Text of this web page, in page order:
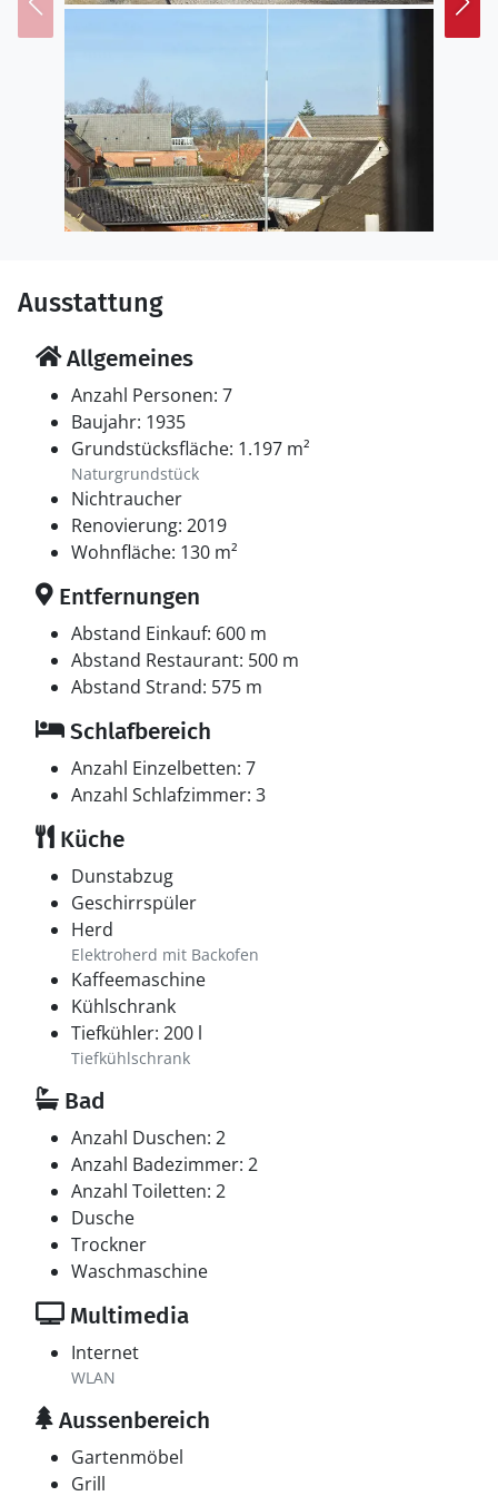
Ausstattung
Allgemeines
Anzahl Personen: 7
Baujahr: 1935
Grundstücksfläche: 1.197 m²
Naturgrundstück
Nichtraucher
Renovierung: 2019
Wohnfläche: 130 m²
Entfernungen
Abstand Einkauf: 600 m
Abstand Restaurant: 500 m
Abstand Strand: 575 m
Schlafbereich
Anzahl Einzelbetten: 7
Anzahl Schlafzimmer: 3
Küche
Dunstabzug
Geschirrspüler
Herd
Elektroherd mit Backofen
Kaffeemaschine
Kühlschrank
Tiefkühler: 200 l
Tiefkühlschrank
Bad
Anzahl Duschen: 2
Anzahl Badezimmer: 2
Anzahl Toiletten: 2
Dusche
Trockner
Waschmaschine
Multimedia
Internet
WLAN
Aussenbereich
Gartenmöbel
Grill